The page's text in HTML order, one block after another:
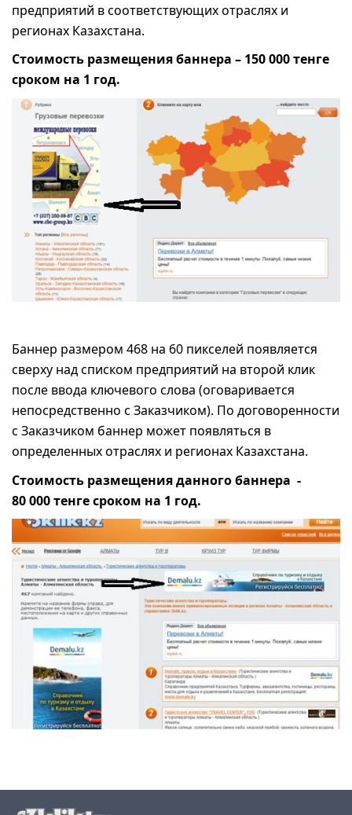
предприятий в соответствующих отраслях и
регионах Казахстана.
Стоимость размещения баннера – 150 000 тенге
сроком на 1 год.
Баннер размером 468 на 60 пикселей появляется
сверху над списком предприятий на второй клик
после ввода ключевого слова (оговаривается
непосредственно с Заказчиком). По договоренности
с Заказчиком баннер может появляться в
определенных отраслях и регионах Казахстана.
Стоимость размещения данного баннера -
80 000 тенге сроком на 1 год.